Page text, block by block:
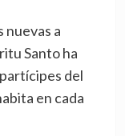
nuevas a
Santo ha
del
en cada